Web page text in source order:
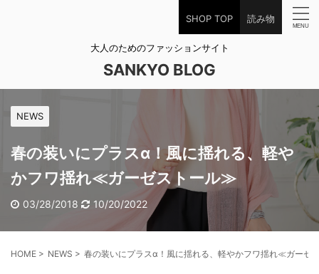
SHOP TOP 読み物
大人のためのファッションサイト
SANKYO BLOG
NEWS
春の装いにプラスα！風に揺れる、軽や
かフワ揺れ≪ガーゼストール≫
03/28/2018 10/20/2022
HOME > NEWS > 春の装いにプラスα！風に揺れる、軽やかフワ揺れ≪ガーゼ